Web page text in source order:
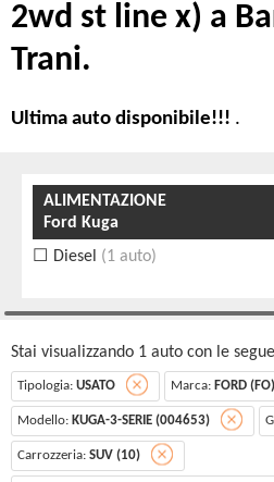
2wd st line x) a
Trani.
Ultima auto disponibile!!! .
ALIMENTAZIONE
Ford Kuga
Diesel (1 auto)
Stai visualizzando 1 auto con le
Tipologia: USATO Marca: FORD (FO)
Modello: KUGA-3-SERIE (004653)
Carrozzeria: SUV (10)